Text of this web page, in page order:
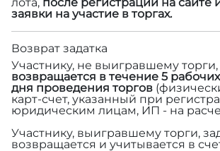
заявки на участие в торгах.
Возврат задатка
Участнику, не выигравшему торги,
возвращается в течение 5
дня проведения торгов
карт-счет, указанный при
юридическим лицам, ИП - на
Участнику, выигравшему торги,
возвращается и учитывается в